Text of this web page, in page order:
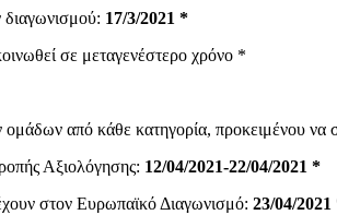
17/3/2021 *
σε μεταγενέστερο χρόνο *
ομάδων από κάθε κατηγορία, προκειμένου
Αξιολόγησης: 12/04/2021-22/04/2021 *
στον Ευρωπαϊκό Διαγωνισμό: 23/04/2021